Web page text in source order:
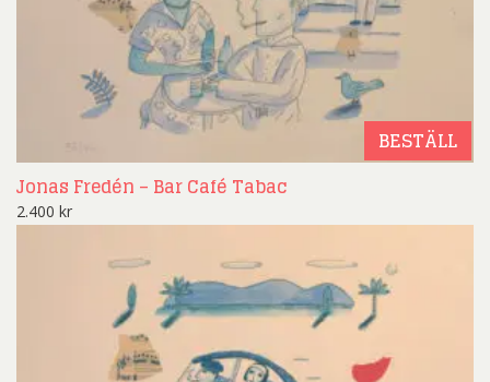
BESTÄLL
Jonas Fredén – Bar Café Tabac
2.400 kr